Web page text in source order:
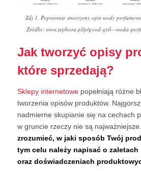
Zdj 1. Poprawnie stworzony opis wody
Źródło: www.sephora.pl/p/good-girl—woda-
Jak tworzyć opisy
które sprzedają?
Sklepy internetowepopełniają różne
tworzenia opisów produktów.
nadmierne skupianie się na cechach
w gruncie rzeczy nie są najważniejsze.
zrozumieć, w jaki sposób Twój
tym celu należy napisać o zaletach
oraz doświadczeniach